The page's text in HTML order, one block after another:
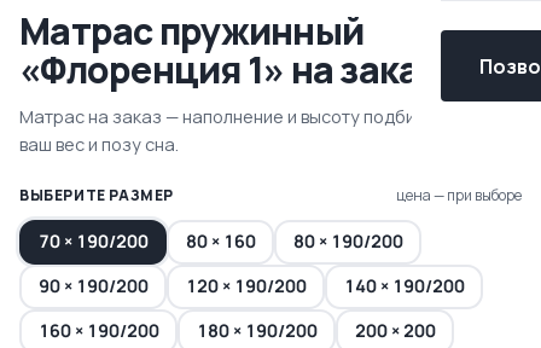
Матрас пружинный
«Флоренция 1» на заказ
Матрас на заказ — наполнение и высоту подбираем под
ваш вес и позу сна.
ВЫБЕРИТЕ РАЗМЕР цена — при выборе
70 × 190/200 80 × 160
80 × 190/200
90 × 190/200
120 × 190/200
140 × 190/200
160 × 190/200
180 × 190/200 200 × 200